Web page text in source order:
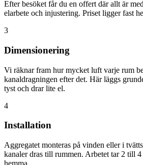
Efter besöket får du en offert där allt är
elarbete och injustering. Priset ligger fast
3
Dimensionering
Vi räknar fram hur mycket luft varje rum
kanaldragningen efter det. Här läggs
tyst och drar lite el.
4
Installation
Aggregatet monteras på vinden eller i
kanaler dras till rummen. Arbetet tar 2 till
hemma.